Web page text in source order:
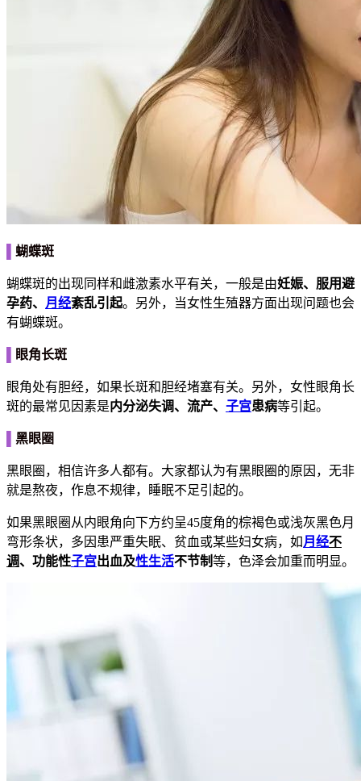
蝴蝶斑
蝴蝶斑的出现同样和雌激素水平有关，一般是由妊娠、服用避
孕药、
月经紊乱引起。另外，当女性生殖器方面出现问题也会
有蝴蝶斑。
眼角长斑
眼角处有胆经，如果长斑和胆经堵塞有关。另外，女性眼角长
斑的最常见因素是内分泌失调、流产、 子宫患病等引起。
黑眼圈
黑眼圈，相信许多人都有。大家都认为有黑眼圈的原因，无非
就是熬夜，作息不规律，睡眠不足引起的。
如果黑眼圈从内眼角向下方约呈45度角的棕褐色或浅灰黑色月
弯形条状，多因患严重失眠、贫血或某些妇女病，如 月经不
调、功能性子宫出血及性生活不节制等，色泽会加重而明显。